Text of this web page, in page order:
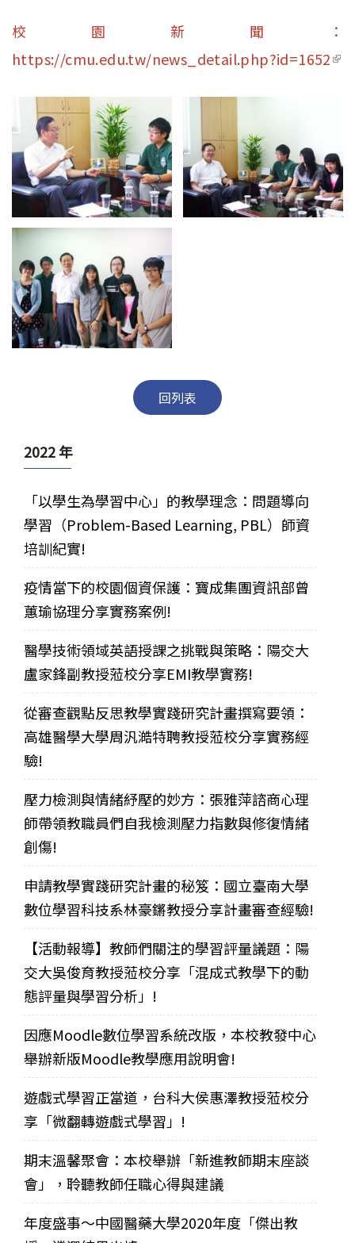
校園新聞：
https://cmu.edu.tw/news_detail.php?id=1652
回列表
2022 年
「以學生為學習中心」的教學理念：問題導向
學習（Problem-Based Learning, PBL）師資
培訓紀實!
疫情當下的校園個資保護：寶成集團資訊部曾
蕙瑜協理分享實務案例!
醫學技術領域英語授課之挑戰與策略：陽交大
盧家鋒副教授蒞校分享EMI教學實務!
從審查觀點反思教學實踐研究計畫撰寫要領：
高雄醫學大學周汎澔特聘教授蒞校分享實務經
驗!
壓力檢測與情緒紓壓的妙方：張雅萍諮商心理
師帶領教職員們自我檢測壓力指數與修復情緒
創傷!
申請教學實踐研究計畫的秘笈：國立臺南大學
數位學習科技系林豪鏘教授分享計畫審查經驗!
【活動報導】教師們關注的學習評量議題：陽
交大吳俊育教授蒞校分享「混成式教學下的動
態評量與學習分析」!
因應Moodle數位學習系統改版，本校教發中心
舉辦新版Moodle教學應用說明會!
遊戲式學習正當道，台科大侯惠澤教授蒞校分
享「微翻轉遊戲式學習」!
期末溫馨聚會：本校舉辦「新進教師期末座談
會」，聆聽教師任職心得與建議
年度盛事～中國醫藥大學2020年度「傑出教